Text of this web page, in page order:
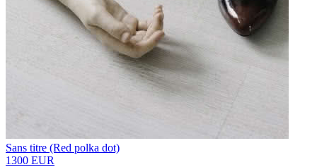
Sans titre (Red polka dot)
1300 EUR